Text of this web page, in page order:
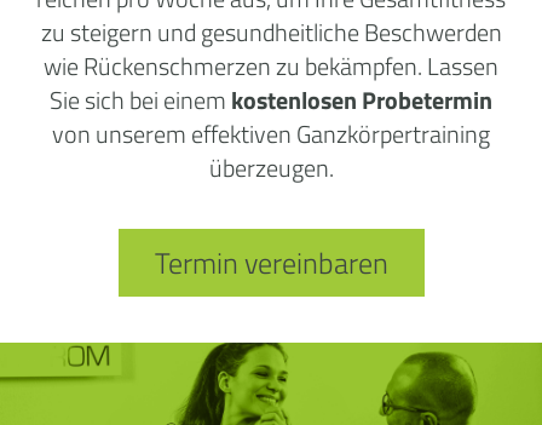
zu steigern und gesundheitliche Beschwerden
wie Rückenschmerzen zu bekämpfen. Lassen
Sie sich bei einemkostenlosen Probetermin
von unserem effektiven Ganzkörpertraining
überzeugen.
Termin vereinbaren